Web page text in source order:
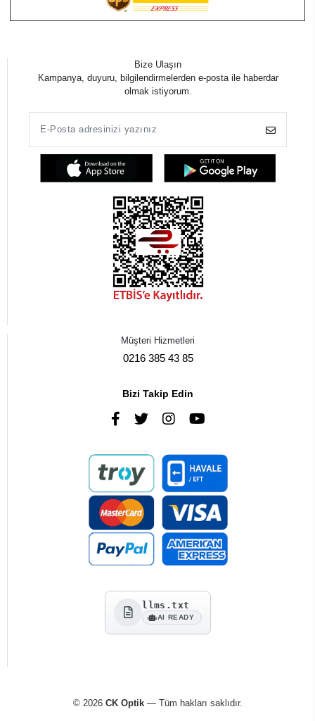
Bize Ulaşın
Kampanya, duyuru, bilgilendirmelerden e-posta ile haberdar
olmak istiyorum.
Müşteri Hizmetleri
0216 385 43 85
Bizi Takip Edin
llms.txt
AI READY
© 2026 CK Optik— Tüm hakları saklıdır.